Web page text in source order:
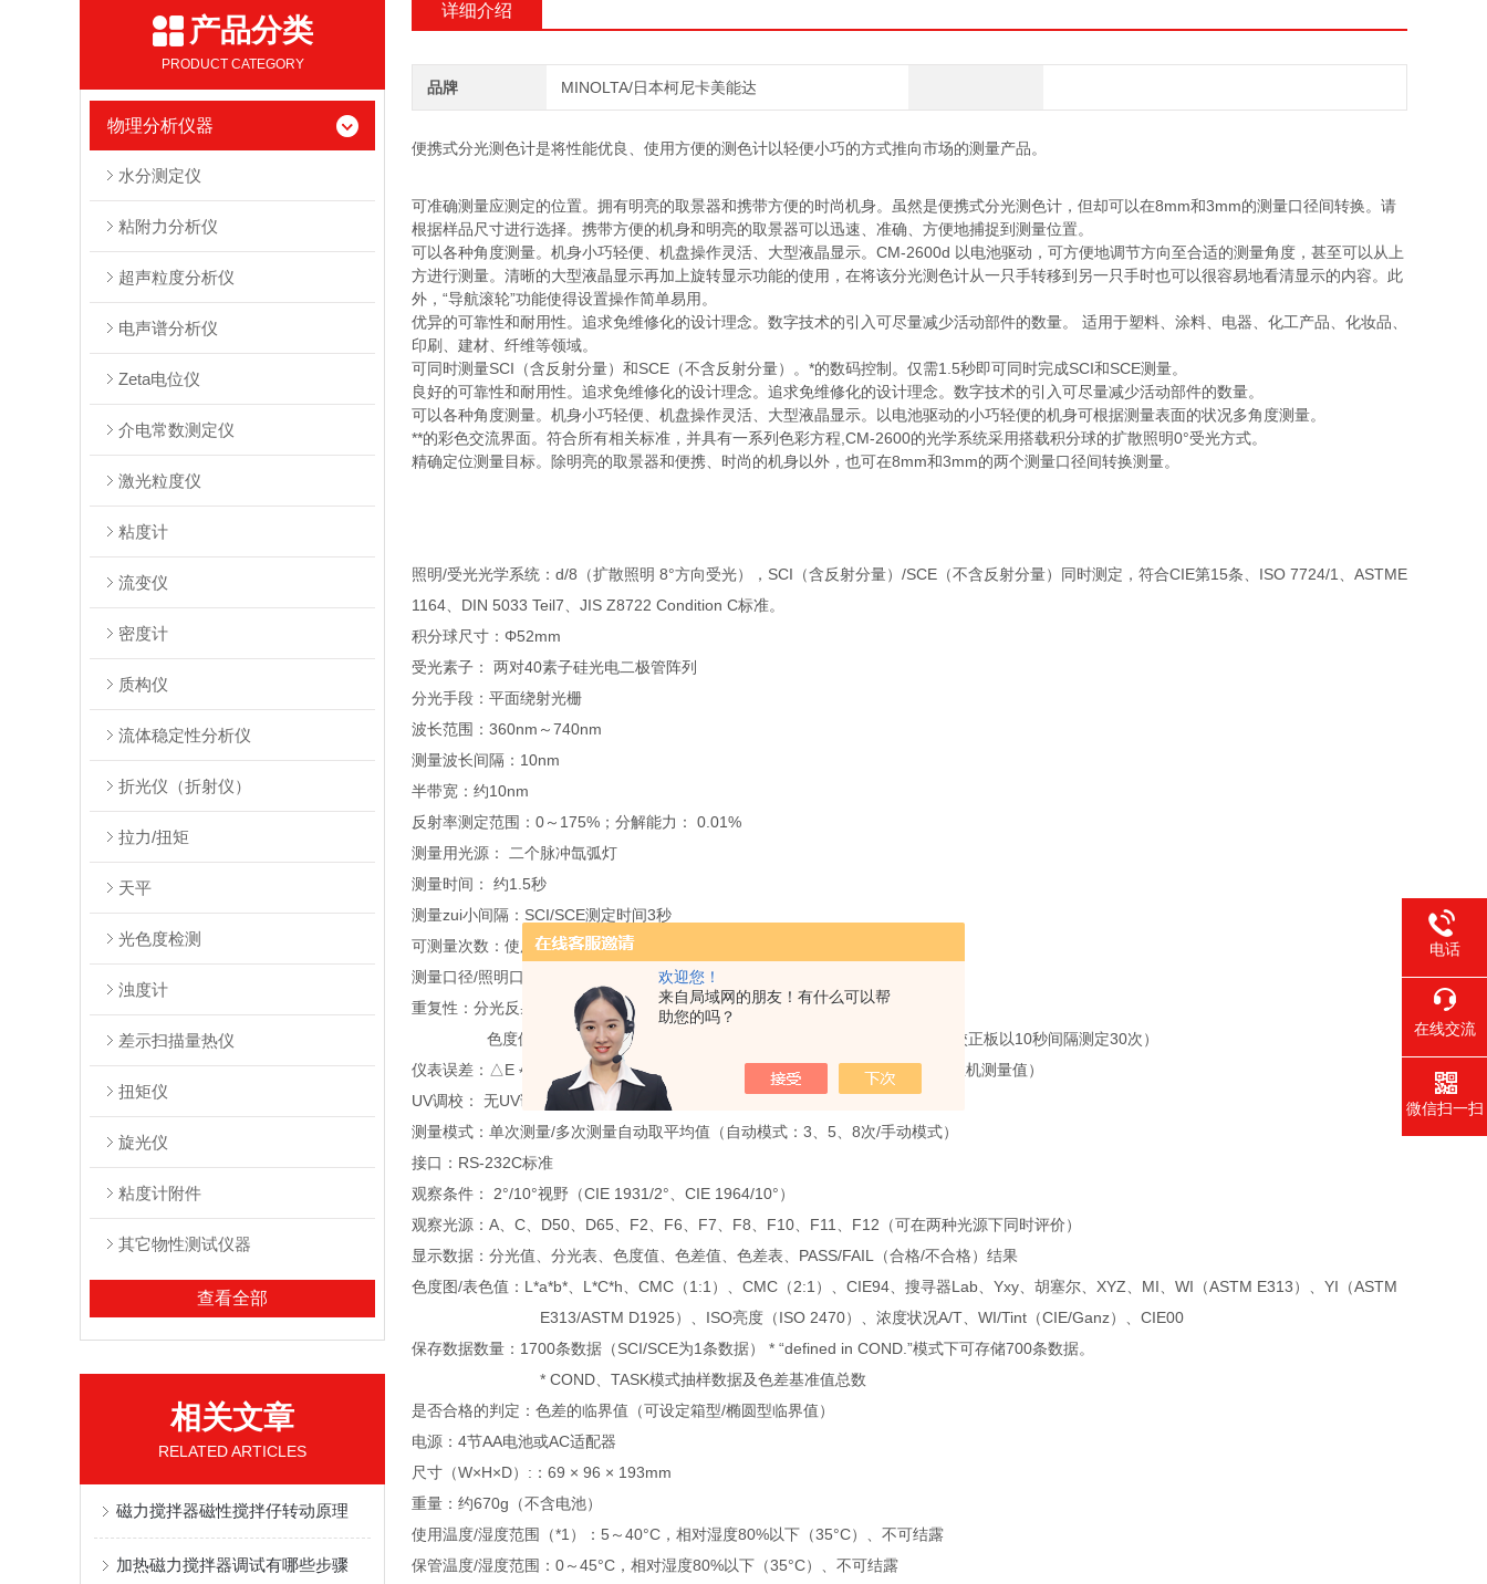
欢迎您！
来自局域网的朋友！有什么可以帮
助您的吗？
产品分类
PRODUCT CATEGORY
物理分析仪器
水分测定仪
粘附力分析仪
超声粒度分析仪
电声谱分析仪
Zeta电位仪
介电常数测定仪
激光粒度仪
粘度计
流变仪
密度计
质构仪
流体稳定性分析仪
折光仪（折射仪）
拉力/扭矩
天平
光色度检测
浊度计
差示扫描量热仪
扭矩仪
旋光仪
粘度计附件
其它物性测试仪器
查看全部
相关文章
RELATED ARTICLES
磁力搅拌器磁性搅拌仔转动原理
加热磁力搅拌器调试有哪些步骤
详细介绍
品牌 MINOLTA/日本柯尼卡美能达
便携式分光测色计是将性能优良、使用方便的测色计以轻便小巧的方式推向市场的测量产品。
可准确测量应测定的位置。拥有明亮的取景器和携带方便的时尚机身。虽然是便携式分光测色计，但却可以在8mm和3mm的测量口径间转换。请
根据样品尺寸进行选择。携带方便的机身和明亮的取景器可以迅速、准确、方便地捕捉到测量位置。
可以各种角度测量。机身小巧轻便、机盘操作灵活、大型液晶显示。CM-2600d 以电池驱动，可方便地调节方向至合适的测量角度，甚至可以从上
方进行测量。清晰的大型液晶显示再加上旋转显示功能的使用，在将该分光测色计从一只手转移到另一只手时也可以很容易地看清显示的内容。此
外，“导航滚轮”功能使得设置操作简单易用。
优异的可靠性和耐用性。追求免维修化的设计理念。数字技术的引入可尽量减少活动部件的数量。 适用于塑料、涂料、电器、化工产品、化妆品、
印刷、建材、纤维等领域。
可同时测量SCI（含反射分量）和SCE（不含反射分量）。*的数码控制。仅需1.5秒即可同时完成SCI和SCE测量。
良好的可靠性和耐用性。追求免维修化的设计理念。追求免维修化的设计理念。数字技术的引入可尽量减少活动部件的数量。
可以各种角度测量。机身小巧轻便、机盘操作灵活、大型液晶显示。以电池驱动的小巧轻便的机身可根据测量表面的状况多角度测量。
**的彩色交流界面。符合所有相关标准，并具有一系列色彩方程,CM-2600的光学系统采用搭载积分球的扩散照明0°受光方式。
精确定位测量目标。除明亮的取景器和便携、时尚的机身以外，也可在8mm和3mm的两个测量口径间转换测量。
照明/受光光学系统：d/8（扩散照明 8°方向受光），SCI（含反射分量）/SCE（不含反射分量）同时测定，符合CIE第15条、ISO 7724/1、ASTME
1164、DIN 5033 Teil7、JIS Z8722 Condition C标准。
积分球尺寸：Φ52mm
受光素子： 两对40素子硅光电二极管阵列
分光手段：平面绕射光栅
波长范围：360nm～740nm
测量波长间隔：10nm
半带宽：约10nm
反射率测定范围：0～175%；分解能力： 0.01%
测量用光源： 二个脉冲氙弧灯
测量时间： 约1.5秒
测量zui小间隔：SCI/SCE测定时间3秒
可测量次数：使用碱性电池时：约1000次
测量口径/照明口径： MAV:Φ8mm/Φ11mm
重复性：分光反射率：标准偏差0.1%以内（360～380nm的波长域为0.2%以内）
色度值：标准偏差ΔE*ab 0.04以内（测量条件：白色校正后，将白色校正板以10秒间隔测定30次）
仪表误差：△E﹡ad 0.2以内（MAV/SCI） BCRA系列IItile 12色的平均值（对比主机测量值）
UV调校： 无UV调校
测量模式：单次测量/多次测量自动取平均值（自动模式：3、5、8次/手动模式）
接口：RS-232C标准
观察条件： 2°/10°视野（CIE 1931/2°、CIE 1964/10°）
观察光源：A、C、D50、D65、F2、F6、F7、F8、F10、F11、F12（可在两种光源下同时评价）
显示数据：分光值、分光表、色度值、色差值、色差表、PASS/FAIL（合格/不合格）结果
色度图/表色值：L*a*b*、L*C*h、CMC（1:1）、CMC（2:1）、CIE94、搜寻器Lab、Yxy、胡塞尔、XYZ、MI、WI（ASTM E313）、YI（ASTM
E313/ASTM D1925）、ISO亮度（ISO 2470）、浓度状况A/T、WI/Tint（CIE/Ganz）、CIE00
保存数据数量：1700条数据（SCI/SCE为1条数据） * “defined in COND.”模式下可存储700条数据。
* COND、TASK模式抽样数据及色差基准值总数
是否合格的判定：色差的临界值（可设定箱型/椭圆型临界值）
电源：4节AA电池或AC适配器
尺寸（W×H×D）:：69 × 96 × 193mm
重量：约670g（不含电池）
使用温度/湿度范围（*1）：5～40°C，相对湿度80%以下（35°C）、不可结露
保管温度/湿度范围：0～45°C，相对湿度80%以下（35°C）、不可结露
电话
在线交流
微信扫一扫